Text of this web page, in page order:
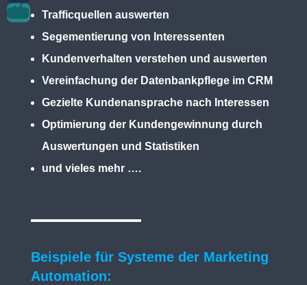
Trafficquellen auswerten
Segementierung von Interessenten
Kundenverhalten verstehen und auswerten
Vereinfachung der Datenbankpflege im CRM
Gezielte Kundenansprache nach Interessen
Optimierung der Kundengewinnung durch
Auswertungen und Statistiken
und vieles mehr ….
Beispiele für Systeme der Marketing
Automation: